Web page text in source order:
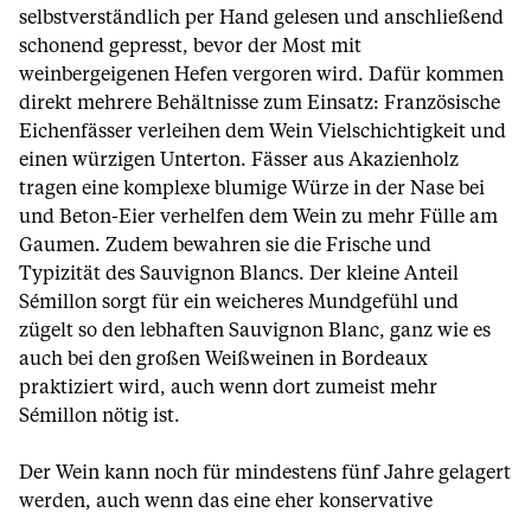
selbstverständlich per Hand gelesen und anschließend
schonend gepresst, bevor der Most mit
weinbergeigenen Hefen vergoren wird. Dafür kommen
direkt mehrere Behältnisse zum Einsatz: Französische
Eichenfässer verleihen dem Wein Vielschichtigkeit und
einen würzigen Unterton. Fässer aus Akazienholz
tragen eine komplexe blumige Würze in der Nase bei
und Beton-Eier verhelfen dem Wein zu mehr Fülle am
Gaumen. Zudem bewahren sie die Frische und
Typizität des Sauvignon Blancs. Der kleine Anteil
Sémillon sorgt für ein weicheres Mundgefühl und
zügelt so den lebhaften Sauvignon Blanc, ganz wie es
auch bei den großen Weißweinen in Bordeaux
praktiziert wird, auch wenn dort zumeist mehr
Sémillon nötig ist.
Der Wein kann noch für mindestens fünf Jahre gelagert
werden, auch wenn das eine eher konservative